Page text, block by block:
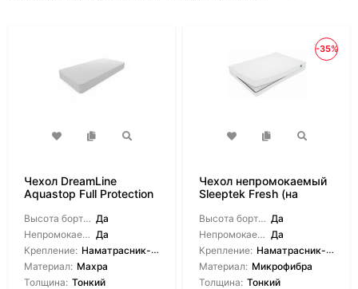
Чехол DreamLine
Aquastop Full Protection
Высота борта на выбор: Да
Непромокаемый: Да
Крепление: Наматрасник-чехол, На молнии
Материал: Махра
Толщина: Тонкий
-35%
Чехол непромокаемый
Sleeptek Fresh (на
Высота борта на выбор: Да
Непромокаемый: Да
Крепление: Наматрасник-чехол, На молнии
Материал: Микрофибра
Толщина: Тонкий